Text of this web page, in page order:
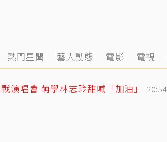
熱門星聞 藝人動態 電影 電視
演唱會 萌學林志玲甜喊「加油」 20:54